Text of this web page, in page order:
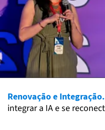
Renovação e Integração.
integrar a IA e se